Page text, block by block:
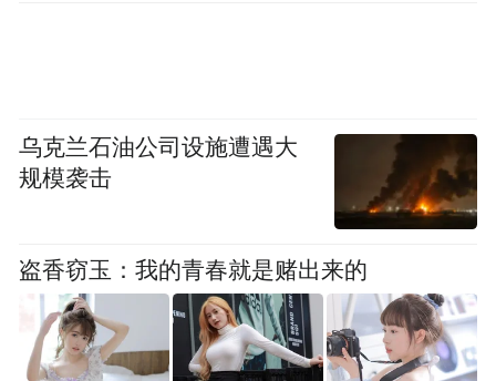
乌克兰石油公司设施遭遇大
规模袭击
盗香窃玉：我的青春就是赌出来的